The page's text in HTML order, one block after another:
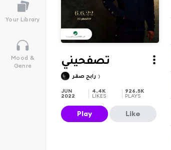
Your Library
Mood &
Genre
تصفحيني
JUN
2022
4.4K
LIKES
926.5K
PLAYS
Play Like